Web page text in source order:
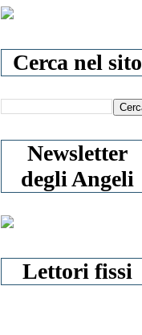
Cerca nel sito
Newsletter
degli Angeli
Lettori fissi